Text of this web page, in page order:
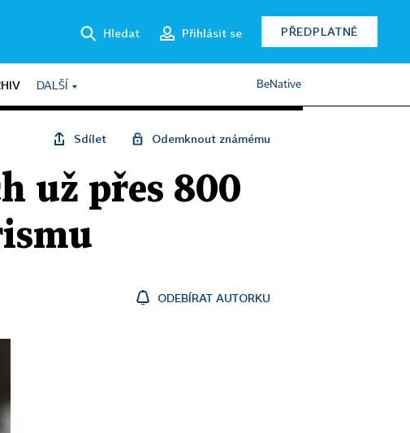
Hledat Přihlásit se PŘEDPLATNÉ
DALŠÍ BeNative
Sdílet Odemknout známému
už přes 800
ODEBÍRAT AUTORKU